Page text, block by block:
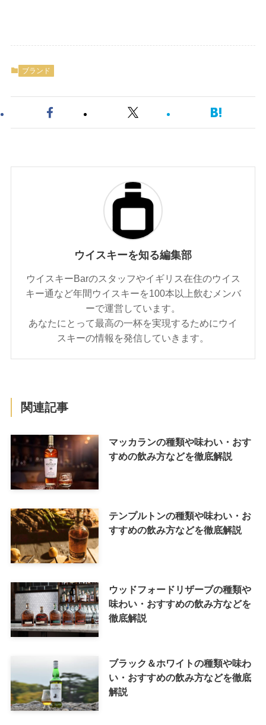
ブランド
ウイスキーを知る編集部
ウイスキーBarのスタッフやイギリス在住のウイス
キー通など年間ウイスキーを100本以上飲むメンバ
ーで運営しています。
あなたにとって最高の一杯を実現するためにウイ
スキーの情報を発信していきます。
関連記事
マッカランの種類や味わい・おす
すめの飲み方などを徹底解説
テンプルトンの種類や味わい・お
すすめの飲み方などを徹底解説
ウッドフォードリザーブの種類や
味わい・おすすめの飲み方などを
徹底解説
ブラック＆ホワイトの種類や味わ
い・おすすめの飲み方などを徹底
解説